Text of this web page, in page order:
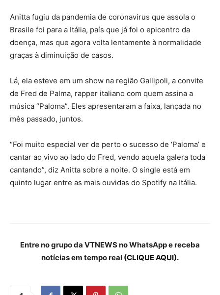
Anitta fugiu da pandemia de coronavírus que assola o
Brasile foi para a Itália, país que já foi o epicentro da
doença, mas que agora volta lentamente à normalidade
graças à diminuição de casos.
Lá, ela esteve em um show na região Gallipoli, a convite
de Fred de Palma, rapper italiano com quem assina a
música “Paloma”. Eles apresentaram a faixa, lançada no
mês passado, juntos.
“Foi muito especial ver de perto o sucesso de ‘Paloma’ e
cantar ao vivo ao lado do Fred, vendo aquela galera toda
cantando”, diz Anitta sobre a noite. O single está em
quinto lugar entre as mais ouvidas do Spotify na Itália.
Entre no grupo da VTNEWS no WhatsApp e receba
notícias em tempo real (CLIQUE AQUI).